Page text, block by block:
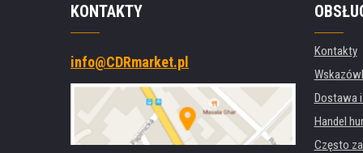
KONTAKTY
info@CDRmarket.pl
Kontakty
Dostawa
Handel
Często